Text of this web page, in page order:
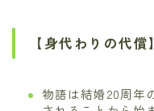
【身代わりの代
物語は結婚20周年